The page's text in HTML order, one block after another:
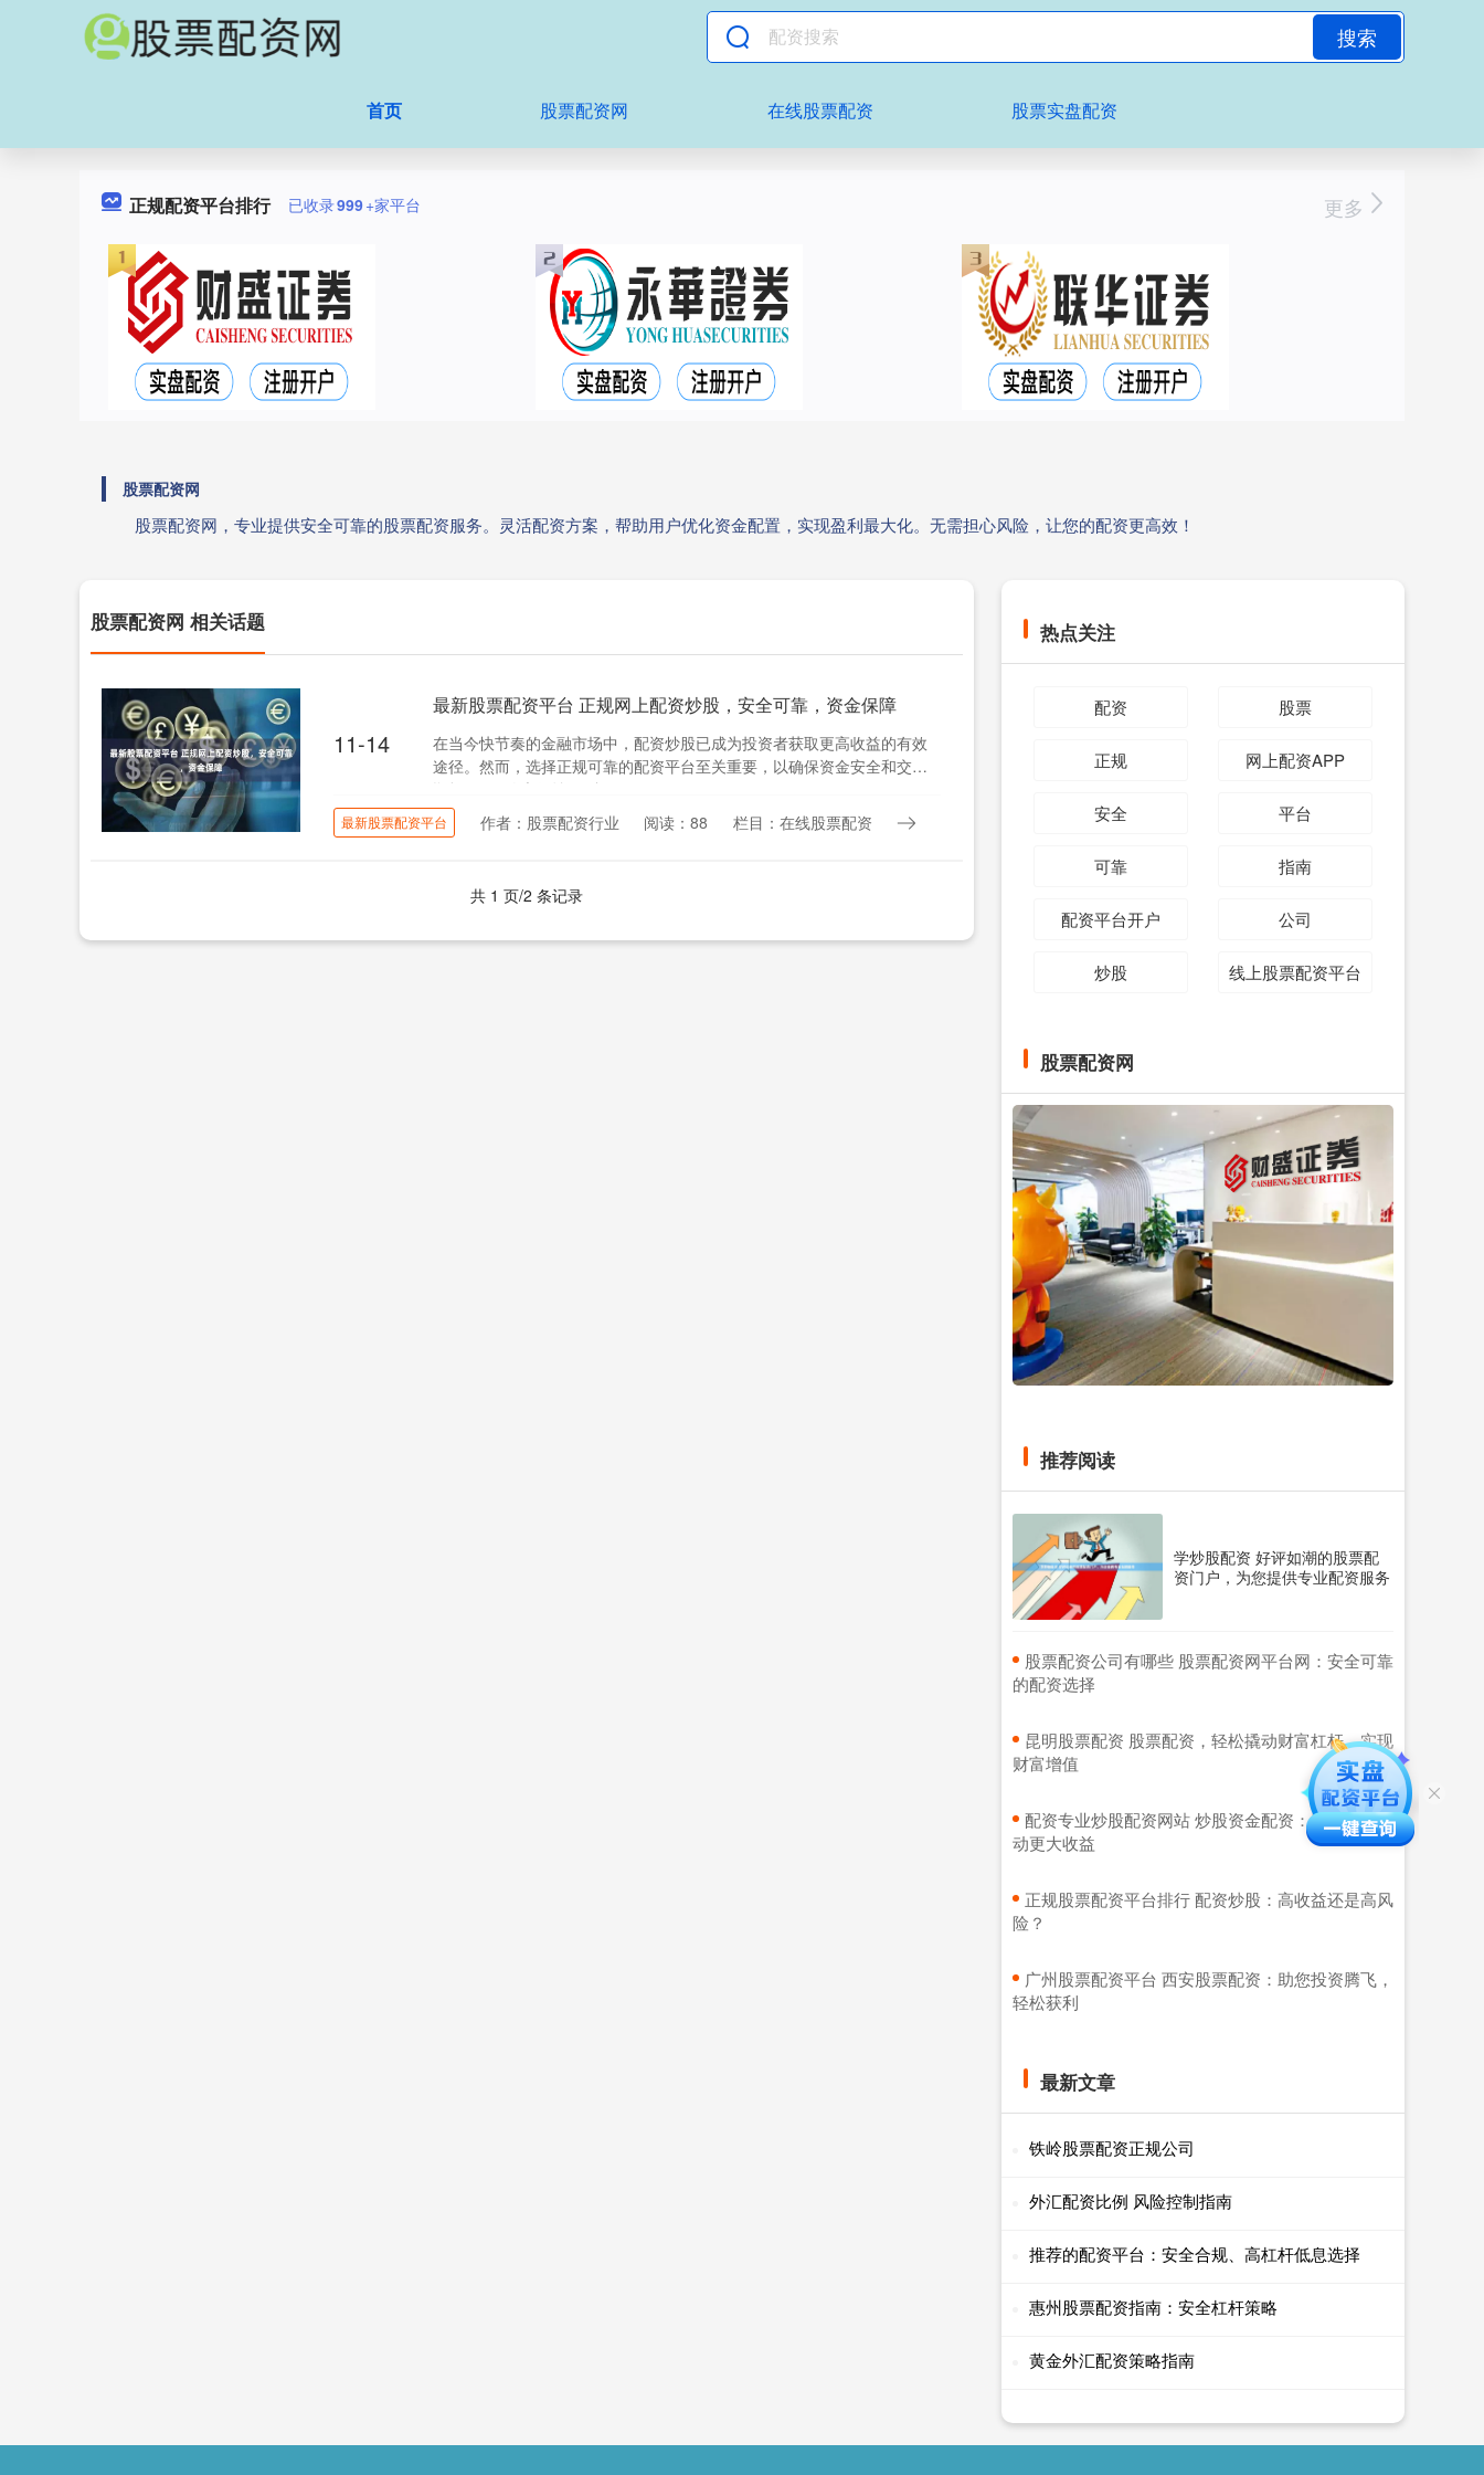
搜索
首页 股票配资网 在线股票配资 股票实盘配资
正规配资平台排行 已收录999+家平台 更多
股票配资网
股票配资网，专业提供安全可靠的股票配资服务。灵活配资方案，帮助用户优化资金配置，实现盈利最大化。无需担心风险，让您的配资更高效！
股票配资网 相关话题
11-14
最新股票配资平台 正规网上配资炒股，安全可靠，资金保障
在当今快节奏的金融市场中，配资炒股已成为投资者获取更高收益的有效
途径。然而，选择正规可靠的配资平台至关重要，以确保资金安全和交易
顺畅。 * **放大收益：**杠....
最新股票配资平台 作者：股票配资行业 阅读：88 栏目：在线股票配资
共 1 页/2 条记录
热点关注
配资 股票
正规 网上配资APP
安全 平台
可靠 指南
配资平台开户 公司
炒股 线上股票配资平台
股票配资网
推荐阅读
学炒股配资 好评如潮的股票配
资门户，为您提供专业配资服务
​股票配资公司有哪些 股票配资网平台网：安全可靠
的配资选择
​昆明股票配资 股票配资，轻松撬动财富杠杆，实现
财富增值
​配资专业炒股配资网站 炒股资金配资：助你轻松撬
动更大收益
​正规股票配资平台排行 配资炒股：高收益还是高风
险？
​广州股票配资平台 西安股票配资：助您投资腾飞，
轻松获利
最新文章
铁岭股票配资正规公司
外汇配资比例 风险控制指南
推荐的配资平台：安全合规、高杠杆低息选择
惠州股票配资指南：安全杠杆策略
黄金外汇配资策略指南